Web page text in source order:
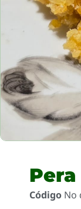
Código No